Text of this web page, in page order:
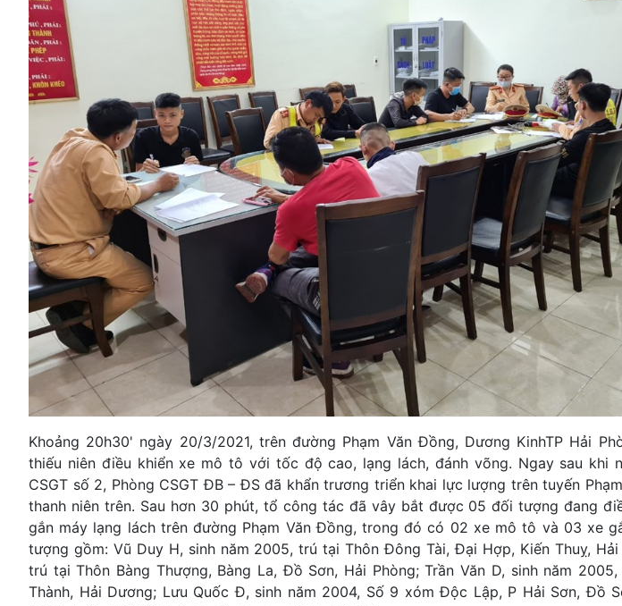
Khoảng 20h30' ngày 20/3/2021, trên đường Phạm Văn Đồng, Dương KinhTP Hải
thiếu niên điều khiển xe mô tô với tốc độ cao, lạng lách, đánh võng. Ngay sau
CSGT số 2, Phòng CSGT ĐB – ĐS đã khẩn trương triển khai lực lượng trên tuyến
thanh niên trên. Sau hơn 30 phút, tổ công tác đã vây bắt được 05 đối tượng đang
gắn máy lạng lách trên đường Phạm Văn Đồng, trong đó có 02 xe mô tô và 03 xe
tượng gồm: Vũ Duy H, sinh năm 2005, trú tại Thôn Đông Tài, Đại Hợp, Kiến Thuỵ, Hải
trú tại Thôn Bàng Thượng, Bàng La, Đồ Sơn, Hải Phòng; Trần Văn D, sinh năm
Thành, Hải Dương; Lưu Quốc Đ, sinh năm 2004, Số 9 xóm Độc Lập, P Hải Sơn, Đồ